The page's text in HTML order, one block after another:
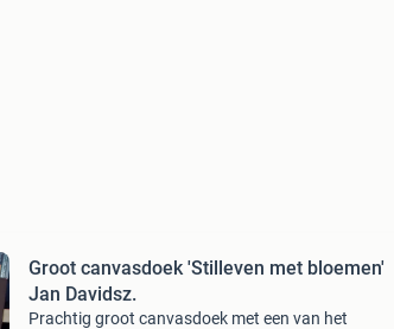
Groot canvasdoek 'Stilleven met bloemen'
Jan Davidsz.
Prachtig groot canvasdoek met een van het